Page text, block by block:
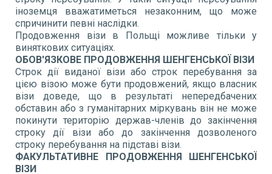
іноземця вважатиметься незаконним, що може
спричинити певні наслідки.
Продовження візи в Польщі можливе тільки у
виняткових ситуаціях.
ОБОВ'ЯЗКОВЕ ПРОДОВЖЕННЯ ШЕНГЕНСЬКОЇ ВІЗИ
Строк дії виданої візи або строк перебування за
цією візою може бути продовжений, якщо власник
візи доведе, що в результаті непередбачених
обставин або з гуманітарних міркувань він не може
покинути територію держав-членів до закінчення
строку дії візи або до закінчення дозволеного
строку перебування на підставі візи.
ФАКУЛЬТАТИВНЕ ПРОДОВЖЕННЯ ШЕНГЕНСЬКОЇ
ВІЗИ